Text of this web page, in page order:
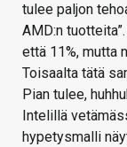
tulee paljon
AMD:n
että 11%, mutta
Toisaalta tätä
Pian tulee,
Intelillä
hypetysmalli